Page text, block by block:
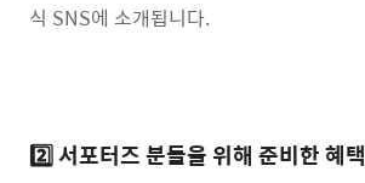
식 SNS에 소개됩니다.
2️⃣ 서포터즈 분들을 위해 준비한 혜택